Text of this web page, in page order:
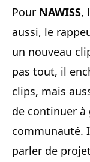
Pour NAWISS,
aussi, le
un nouveau
pas tout, il
clips, mais
de continuer à
communauté.
parler de